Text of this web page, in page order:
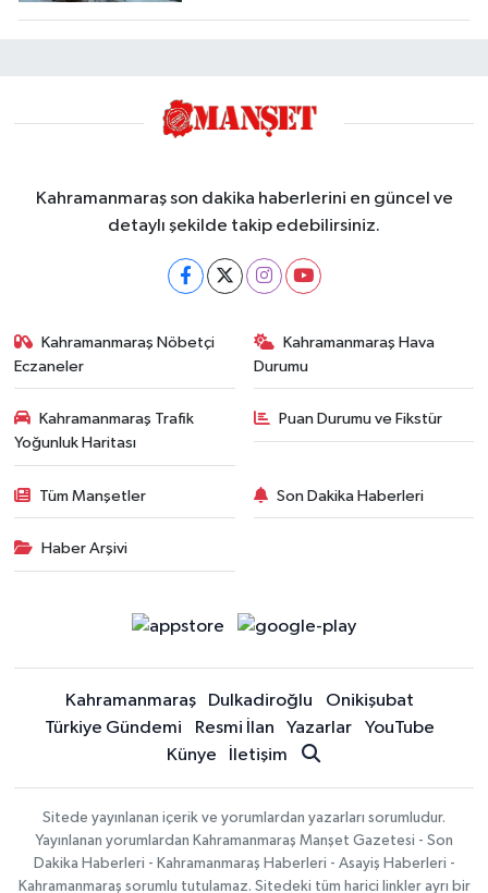
Kahramanmaraş son dakika haberlerini en güncel ve
detaylı şekilde takip edebilirsiniz.
Kahramanmaraş Nöbetçi
Eczaneler
Kahramanmaraş Hava
Durumu
Kahramanmaraş Trafik
Yoğunluk Haritası
Puan Durumu ve Fikstür
Tüm Manşetler Son Dakika Haberleri
Haber Arşivi
Kahramanmaraş Dulkadiroğlu
Onikişubat
Türkiye Gündemi
Resmi İlan Yazarlar
YouTube
Künye
İletişim
Sitede yayınlanan içerik ve yorumlardan yazarları sorumludur.
Yayınlanan yorumlardan Kahramanmaraş Manşet Gazetesi - Son
Dakika Haberleri - Kahramanmaraş Haberleri - Asayiş Haberleri -
Kahramanmaraş sorumlu tutulamaz. Sitedeki tüm harici linkler ayrı bir